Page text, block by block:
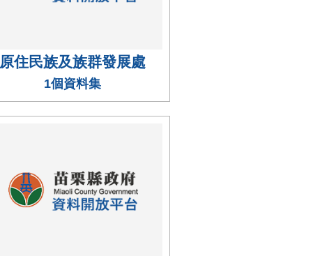
原住民族及族群發展處
1個資料集